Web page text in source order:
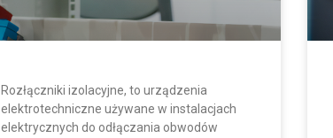
Rozłączniki izolacyjne, to urządzenia
elektrotechniczne używane w instalacjach
elektrycznych do odłączania obwodów